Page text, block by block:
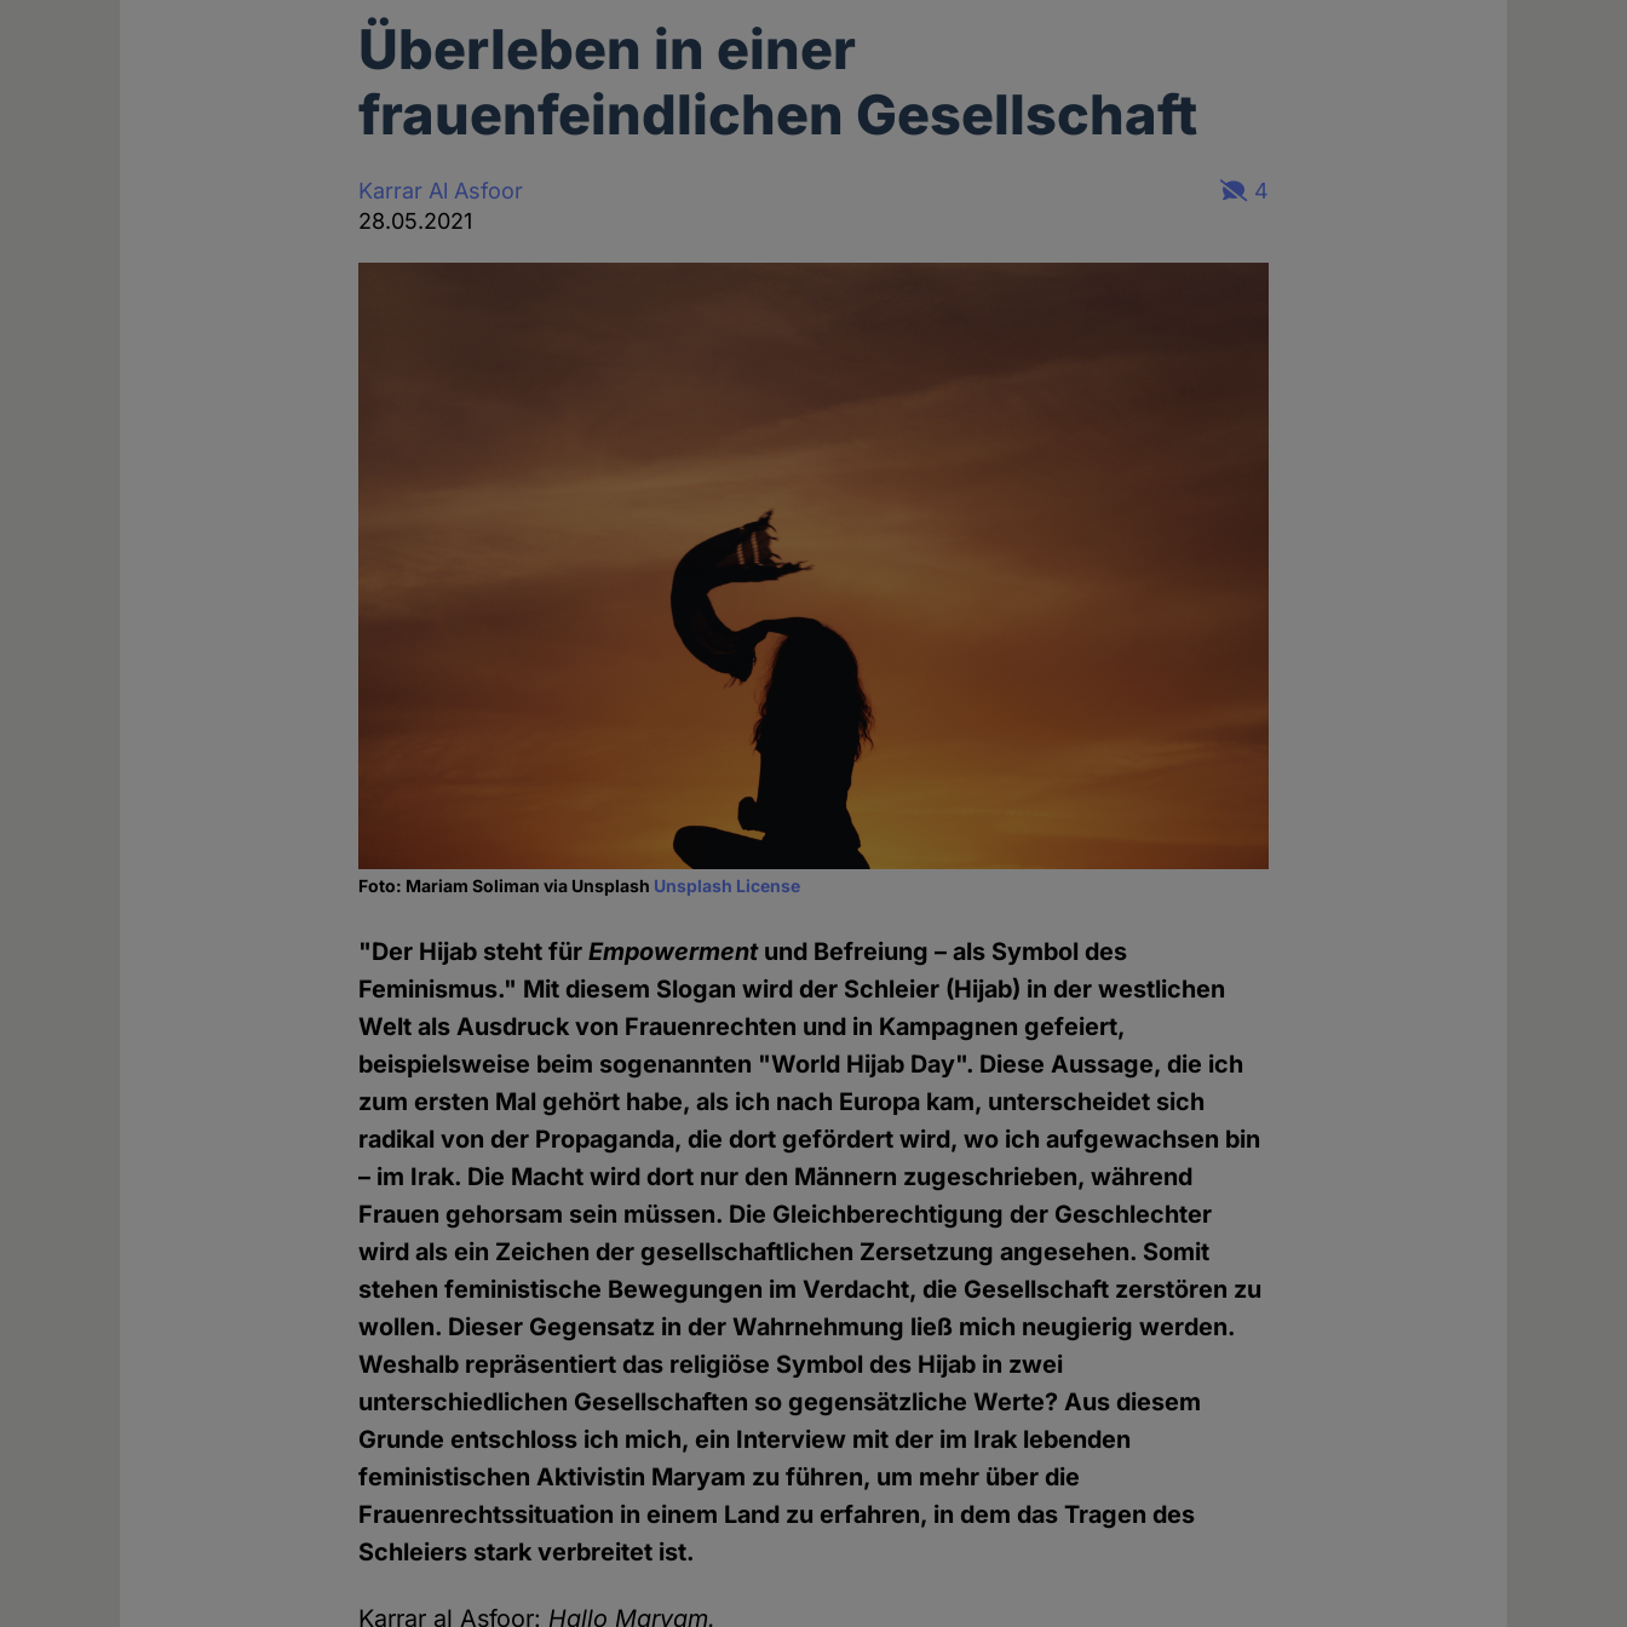
Überleben in einer
frauenfeindlichen Gesellschaft
Karrar Al Asfoor
28.05.2021
4
Foto: Mariam Soliman via Unsplash Unsplash License
"Der Hijab steht fürEmpowermentund Befreiung – als Symbol des
Feminismus." Mit diesem Slogan wird der Schleier (Hijab) in der westlichen
Welt als Ausdruck von Frauenrechten und in Kampagnen gefeiert,
beispielsweise beim sogenannten "World Hijab Day". Diese Aussage, die ich
zum ersten Mal gehört habe, als ich nach Europa kam, unterscheidet sich
radikal von der Propaganda, die dort gefördert wird, wo ich aufgewachsen bin
– im Irak. Die Macht wird dort nur den Männern zugeschrieben, während
Frauen gehorsam sein müssen. Die Gleichberechtigung der Geschlechter
wird als ein Zeichen der gesellschaftlichen Zersetzung angesehen. Somit
stehen feministische Bewegungen im Verdacht, die Gesellschaft zerstören zu
wollen. Dieser Gegensatz in der Wahrnehmung ließ mich neugierig werden.
Weshalb repräsentiert das religiöse Symbol des Hijab in zwei
unterschiedlichen Gesellschaften so gegensätzliche Werte? Aus diesem
Grunde entschloss ich mich, ein Interview mit der im Irak lebenden
feministischen Aktivistin Maryam zu führen, um mehr über die
Frauenrechtssituation in einem Land zu erfahren, in dem das Tragen des
Schleiers stark verbreitet ist.
Karrar al Asfoor: Hallo Maryam.